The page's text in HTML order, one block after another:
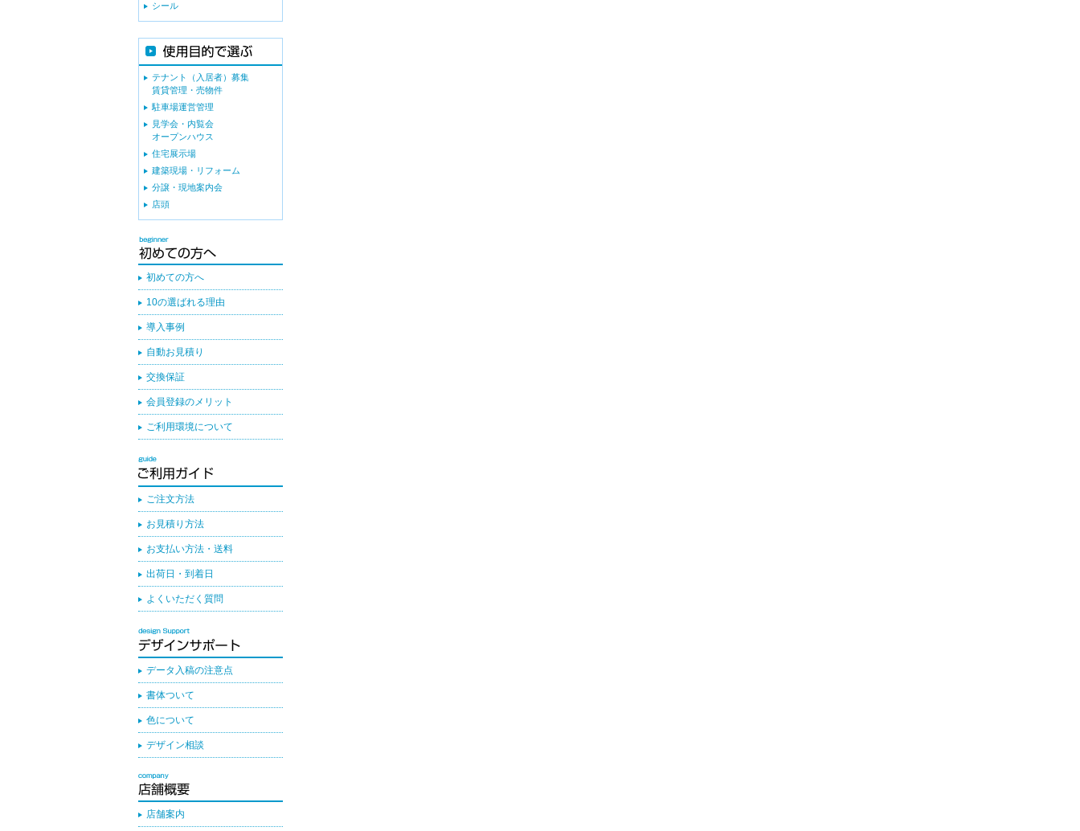
シール
テナント（入居者）募集
賃貸管理・売物件
駐車場運営管理
見学会・内覧会
オープンハウス
住宅展示場
建築現場・リフォーム
分譲・現地案内会
店頭
初めての方へ
10の選ばれる理由
導入事例
自動お見積り
交換保証
会員登録のメリット
ご利用環境について
ご注文方法
お見積り方法
お支払い方法・送料
出荷日・到着日
よくいただく質問
データ入稿の注意点
書体ついて
色について
デザイン相談
店舗案内